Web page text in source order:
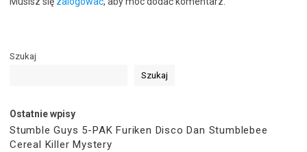
Szukaj
Szukaj
Ostatnie wpisy
Stumble Guys 5-PAK Furiken Disco Dan Stumblebee
Cereal Killer Mystery